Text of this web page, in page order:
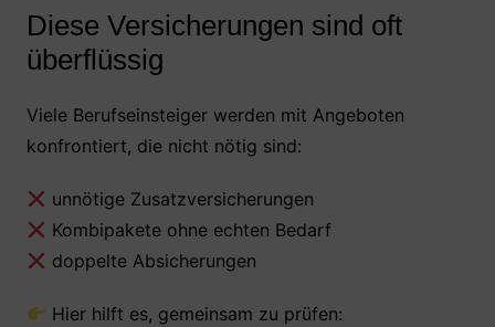
Diese Versicherungen sind oft
überflüssig
Viele Berufseinsteiger werden mit Angeboten
konfrontiert, die nicht nötig sind:
unnötige Zusatzversicherungen
Kombipakete ohne echten Bedarf
doppelte Absicherungen
Hier hilft es, gemeinsam zu prüfen: